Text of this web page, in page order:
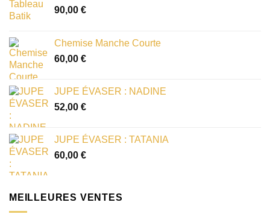
90,00 €
Chemise Manche Courte
60,00 €
JUPE ÉVASER : NADINE
52,00 €
JUPE ÉVASER : TATANIA
60,00 €
MEILLEURES VENTES